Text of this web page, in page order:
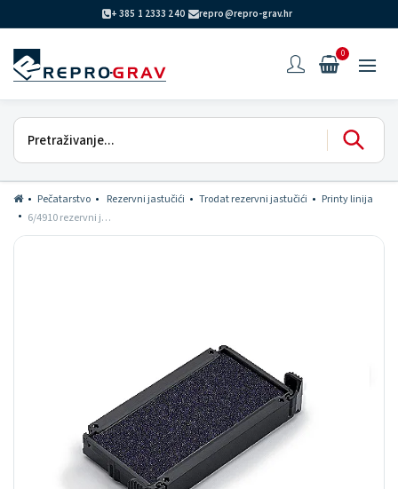
+ 385 1 2333 240 repro@repro-grav.hr
0
Pečatarstvo Rezervni jastučići Trodat rezervni jastučići
Printy linija
6/4910 rezervni jastučić